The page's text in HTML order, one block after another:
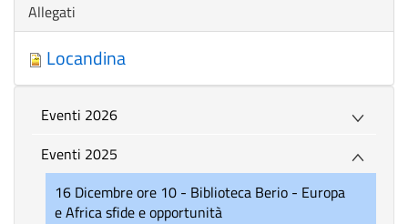
Nascondi
Allegati
Locandina
Eventi 2026
Eventi 2025
16 Dicembre ore 10 - Biblioteca Berio - Europa
e Africa sfide e opportunità